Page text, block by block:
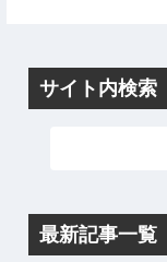
サイト内検索
最新記事一覧